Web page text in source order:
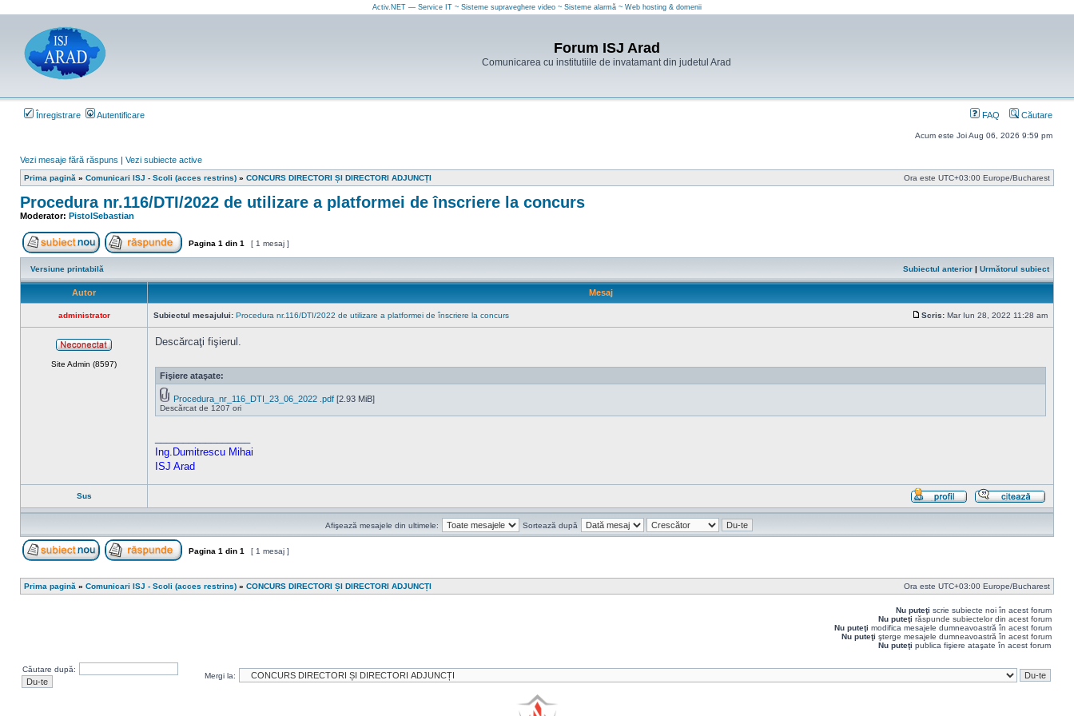
Activ.NET — Service IT ~ Sisteme supraveghere video ~ Sisteme alarmă ~ Web hosting & domenii
Forum ISJ Arad
Comunicarea cu institutiile de invatamant din judetul Arad
Înregistrare Autentificare FAQ Căutare
Acum este Joi Aug 06, 2026 9:59 pm
Vezi mesaje fără răspuns | Vezi subiecte active
Prima pagină » Comunicari ISJ - Scoli (acces restrins) » CONCURS DIRECTORI ȘI DIRECTORI ADJUNCȚI Ora este UTC+03:00 Europe/Bucharest
Procedura nr.116/DTI/2022 de utilizare a platformei de înscriere la concurs
Moderator: PistolSebastian
Scrie un subiect nou Răspunde la subiect
Pagina 1 din 1 [ 1 mesaj ]
Versiune printabilă Subiectul anterior | Următorul subiect
Autor Mesaj
administrator Subiectul mesajului: Procedura nr.116/DTI/2022 de utilizare a platformei de înscriere la concurs
Scris: Mar Iun 28, 2022 11:28 am
Site Admin (8597)
Descărcaţi fişierul.
Fişiere ataşate:
Procedura_nr_116_DTI_23_06_2022 .pdf [2.93 MiB]
Descărcat de 1207 ori
Ing.Dumitrescu Mihai
ISJ Arad
Sus
cu
Profil
Afişează mesajele din ultimele:
Sortează după
Pagina 1 din 1 [ 1 mesaj ]
Prima pagină » Comunicari ISJ - Scoli (acces restrins) » CONCURS DIRECTORI ȘI DIRECTORI ADJUNCȚI Ora este UTC+03:00 Europe/Bucharest
Nu puteţi scrie subiecte noi în acest forum
Nu puteţi răspunde subiectelor din acest forum
Nu puteţi modifica mesajele dumneavoastră în acest forum
Nu puteţi şterge mesajele dumneavoastră în acest forum
Nu puteţi publica fişiere ataşate în acest forum
Căutare după:
Mergi la: